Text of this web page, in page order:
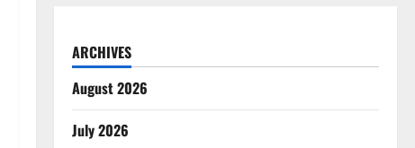
ARCHIVES
August 2026
July 2026